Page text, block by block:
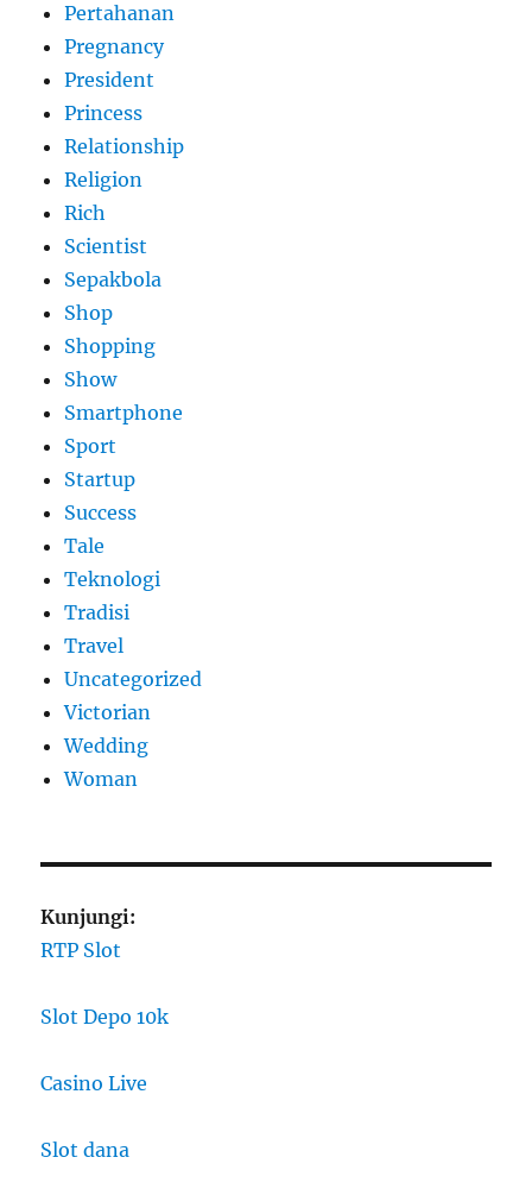
Pertahanan
Pregnancy
President
Princess
Relationship
Religion
Rich
Scientist
Sepakbola
Shop
Shopping
Show
Smartphone
Sport
Startup
Success
Tale
Teknologi
Tradisi
Travel
Uncategorized
Victorian
Wedding
Woman
Kunjungi:
RTP Slot
Slot Depo 10k
Casino Live
Slot dana